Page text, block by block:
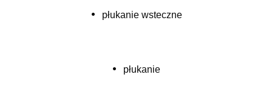
• płukanie wsteczne
• płukanie